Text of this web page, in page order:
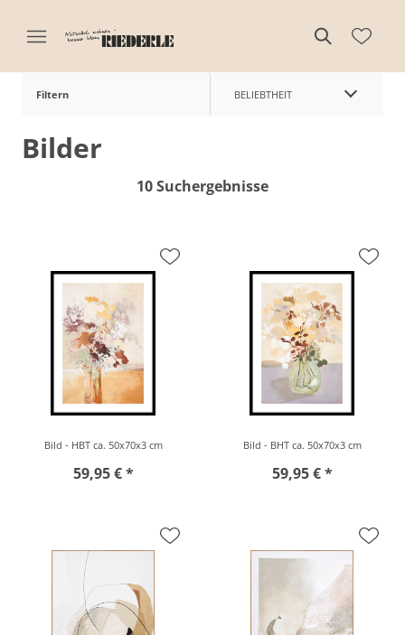
Filtern BELIEBTHEIT
Bilder
10 Suchergebnisse
Bild - HBT ca. 50x70x3 cm
59,95 € *
Bild - BHT ca. 50x70x3 cm
59,95 € *